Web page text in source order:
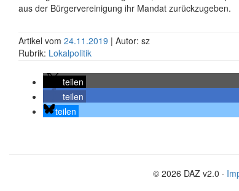
aus der Bürgervereinigung ihr Mandat zurückzugeben.
Artikel vom 24.11.2019 | Autor: sz
Rubrik: Lokalpolitik
teilen
teilen
teilen
© 2026 DAZ v2.0 ·